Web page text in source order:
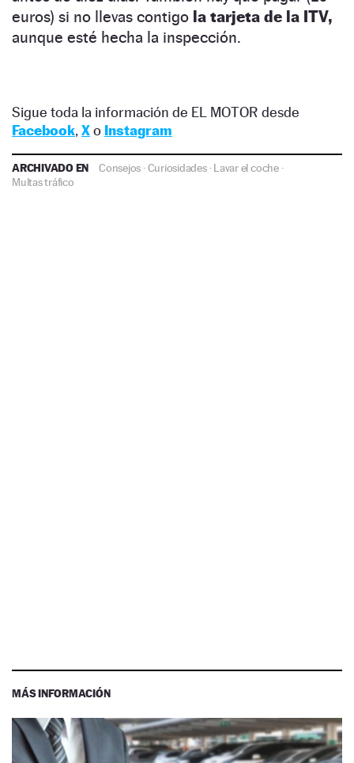
euros) si no llevas contigo la tarjeta de la ITV,
aunque esté hecha la inspección.
Sigue toda la información de EL MOTOR desde
Facebook, Xo Instagram
ARCHIVADO EN Consejos ·Curiosidades·Lavar el coche·
Multas tráfico
MÁS INFORMACIÓN